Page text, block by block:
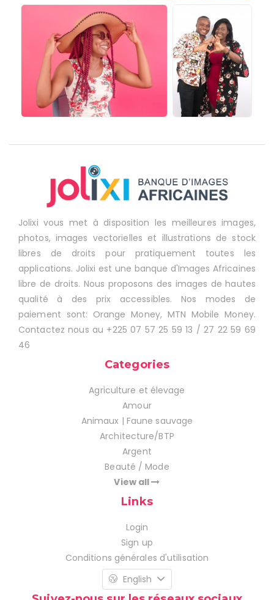
Jolixi vous met à disposition les meilleures images,
photos, images vectorielles et illustrations de stock
libres de droits pour pratiquement toutes les
applications. Jolixi est une banque d'Images Africaines
libre de droits. Nous proposons des images de hautes
qualité à des prix accessibles. Nos modes de
paiement sont: Orange Money, MTN Mobile Money.
Contactez nous au +225 07 57 25 59 13 / 27 22 59 69
46
Categories
Agriculture et élevage
Amour
Animaux | Faune sauvage
Architecture/BTP
Argent
Beauté / Mode
View all
Links
Login
Sign up
Conditions générales d'utilisation
English